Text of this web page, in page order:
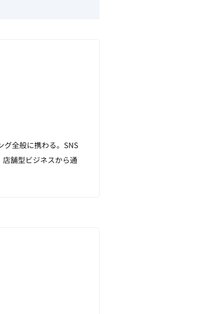
グ全般に携わる。SNS
舗型ビジネスから通